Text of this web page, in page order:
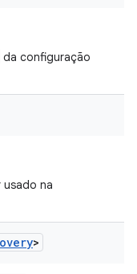
da configuração
usado na
>